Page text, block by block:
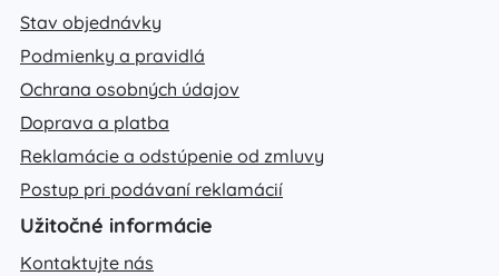
Stav objednávky
Podmienky a pravidlá
Ochrana osobných údajov
Doprava a platba
Reklamácie a odstúpenie od zmluvy
Postup pri podávaní reklamácií
Užitočné informácie
Kontaktujte nás